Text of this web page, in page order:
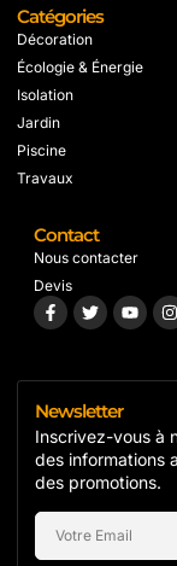
Catégories
Décoration
Écologie & Énergie
Isolation
Jardin
Piscine
Travaux
Contact
Nous contacter
Devis
Newsletter
Inscrivez-vous à
des informations
des promotions.